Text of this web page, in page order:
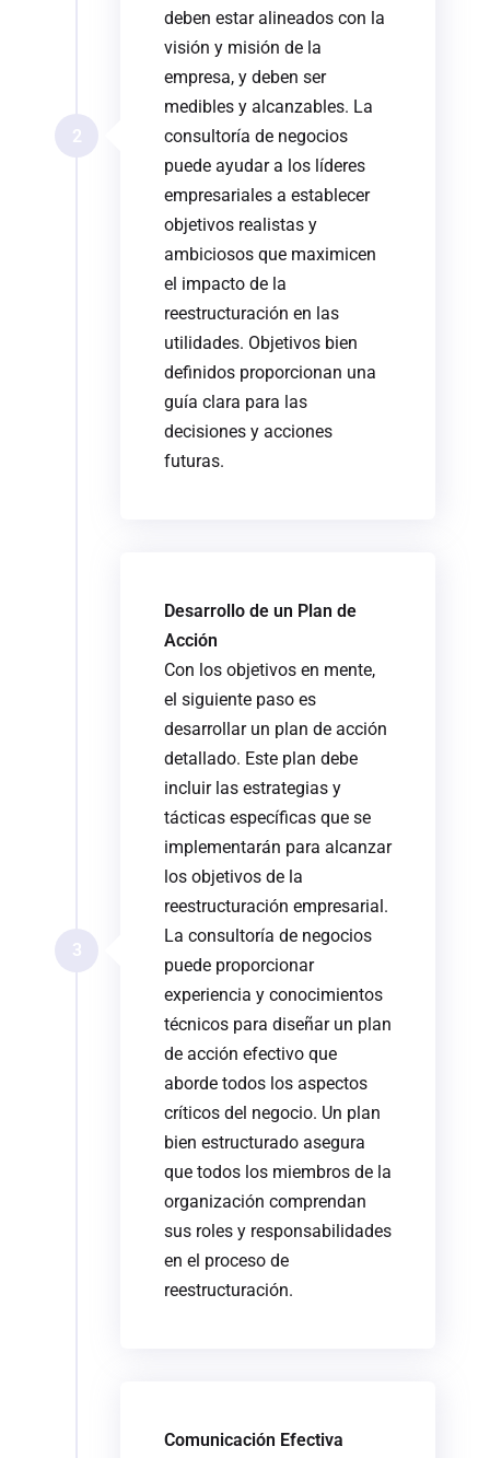
deben estar alineados con la
visión y misión de la
empresa, y deben ser
medibles y alcanzables. La
consultoría de negocios
puede ayudar a los líderes
empresariales a establecer
objetivos realistas y
ambiciosos que maximicen
el impacto de la
reestructuración en las
utilidades. Objetivos bien
definidos proporcionan una
guía clara para las
decisiones y acciones
futuras.
Desarrollo de un Plan de
Acción
Con los objetivos en mente,
el siguiente paso es
desarrollar un plan de acción
detallado. Este plan debe
incluir las estrategias y
tácticas específicas que se
implementarán para alcanzar
los objetivos de la
reestructuración empresarial.
La consultoría de negocios
puede proporcionar
experiencia y conocimientos
técnicos para diseñar un plan
de acción efectivo que
aborde todos los aspectos
críticos del negocio. Un plan
bien estructurado asegura
que todos los miembros de la
organización comprendan
sus roles y responsabilidades
en el proceso de
reestructuración.
Comunicación Efectiva